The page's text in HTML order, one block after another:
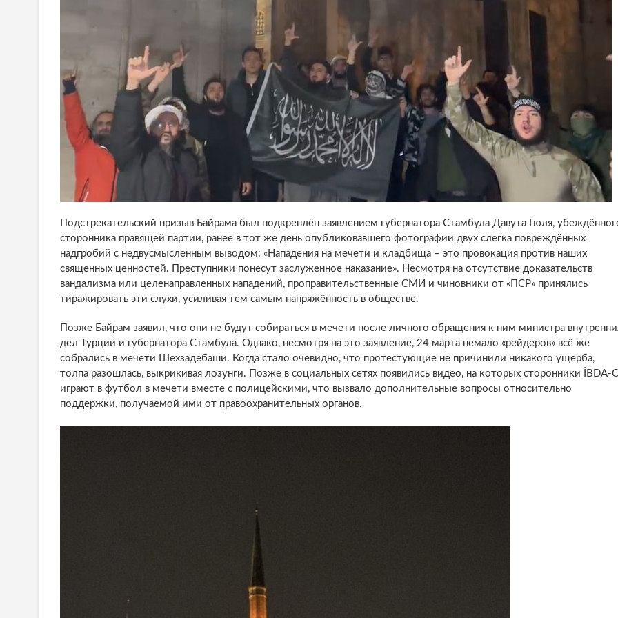
Подстрекательский призыв Байрама был подкреплён заявлением губернатора Стамбула Давута Гюля,
сторонника правящей партии, ранее в тот же день опубликовавшего фотографии двух слегка повреждённых
надгробий с недвусмысленным выводом: «Нападения на мечети и кладбища – это провокация против наших
священных ценностей. Преступники понесут заслуженное наказание». Несмотря на отсутствие доказательств
вандализма или целенаправленных нападений, проправительственные СМИ и чиновники от «ПСР» принялись
тиражировать эти слухи, усиливая тем самым напряжённость в обществе.
Позже Байрам заявил, что они не будут собираться в мечети после личного обращения к ним министра
дел Турции и губернатора Стамбула. Однако, несмотря на это заявление, 24 марта немало «рейдеров» всё же
собрались в мечети Шехзадебаши. Когда стало очевидно, что протестующие не причинили никакого ущерба,
толпа разошлась, выкрикивая лозунги. Позже в социальных сетях появились видео, на которых сторонники İBDA-C
играют в футбол в мечети вместе с полицейскими, что вызвало дополнительные вопросы относительно
поддержки, получаемой ими от правоохранительных органов.